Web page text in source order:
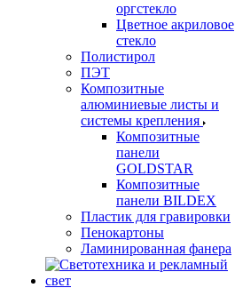
оргстекло
Цветное акриловое
стекло
Полистирол
ПЭТ
Композитные
алюминиевые листы и
системы крепления
Композитные
панели
GOLDSTAR
Композитные
панели BILDEX
Пластик для гравировки
Пенокартоны
Ламинированная фанера